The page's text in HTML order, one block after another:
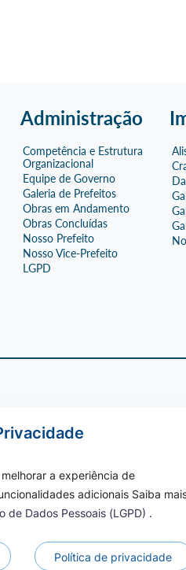
Administração
Competência e Estrutura
Organizacional
Equipe de Governo
Galeria de Prefeitos
Obras em Andamento
Obras Concluídas
Nosso Prefeito
Nosso Vice-Prefeito
LGPD
a experiência de
adicionais Saiba
de Dados Pessoais (LGPD) .
Política de privacidade